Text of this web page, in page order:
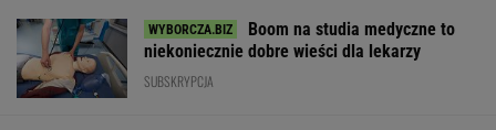
Boom na studia medyczne to
niekoniecznie dobre wieści dla lekarzy
SUBSKRYPCJA